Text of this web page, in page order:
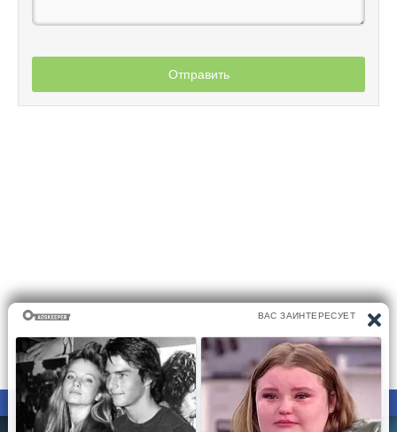
Отправить
ПРАВООБЛАДАТЕЛЯМ ПОЛИТИКА КОНФИДЕНЦИАЛЬНОСТИ